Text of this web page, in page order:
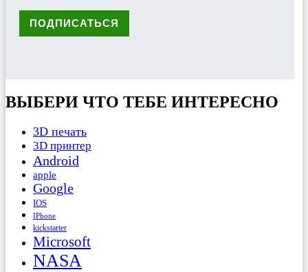
ВЫБЕРИ ЧТО ТЕБЕ ИНТЕРЕСНО
3D печать
3D принтер
Android
apple
Google
IOS
IPhone
kickstarter
Microsoft
NASA